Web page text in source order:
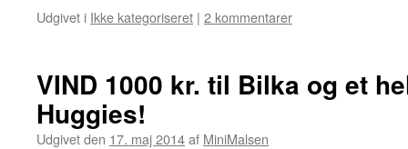
Udgivet i Ikke kategoriseret | 2 kommentarer
VIND 1000 kr. til Bilka og et
Huggies!
Udgivet den 17. maj 2014af MiniMalsen